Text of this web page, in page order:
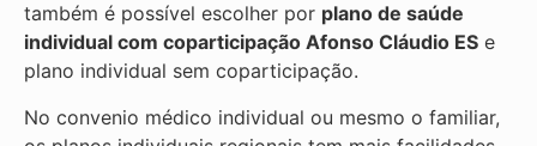
também é possível escolher por plano de saúde
individual com coparticipação Afonso Cláudio ES e
plano individual sem coparticipação.
No convenio médico individual ou mesmo o familiar,